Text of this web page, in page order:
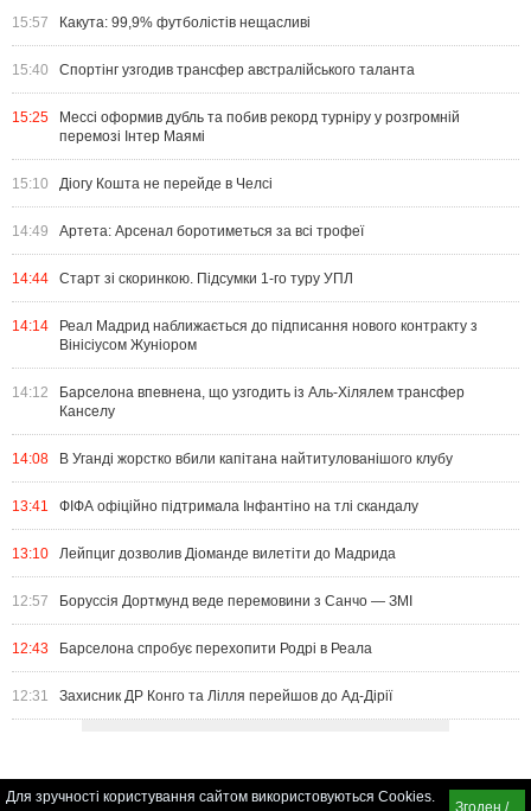
15:57 Какута: 99,9% футболістів нещасливі
15:40 Спортінг узгодив трансфер австралійського таланта
15:25
Мессі оформив дубль та побив рекорд турніру у розгромній
перемозі Інтер Маямі
15:10 Діогу Кошта не перейде в Челсі
14:49 Артета: Арсенал боротиметься за всі трофеї
14:44 Старт зі скоринкою. Підсумки 1-го туру УПЛ
14:14
Реал Мадрид наближається до підписання нового контракту з
Вінісіусом Жуніором
14:12
Барселона впевнена, що узгодить із Аль-Хілялем трансфер
Канселу
14:08 В Уганді жорстко вбили капітана найтитулованішого клубу
13:41 ФІФА офіційно підтримала Інфантіно на тлі скандалу
13:10 Лейпциг дозволив Діоманде вилетіти до Мадрида
12:57 Боруссія Дортмунд веде перемовини з Санчо — ЗМІ
12:43 Барселона спробує перехопити Родрі в Реала
12:31 Захисник ДР Конго та Лілля перейшов до Ад-Дірії
Для зручності користування сайтом використовуються Cookies.
Згоден /